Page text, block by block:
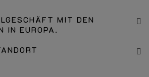
MIT DEN
IN EUROPA.